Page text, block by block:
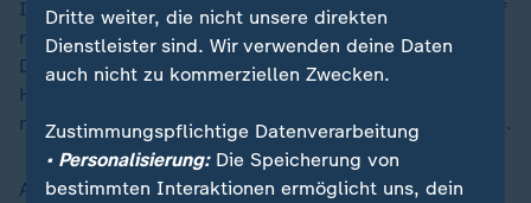
Immerhin stehen seit Wochen ukrainische Soldaten auf
russischem Staatsgebiet. Unter der Woche schlugen
Drohnen in Moskau und dem Umland der russischen
Hauptstadt ein. Das alles trägt nicht dazu bei, den
russischen Bürgern ein Gefühl von Sicherheit zu geben.
Auch deswegen dürfte Putin dem Westen drohen. Für
Dritte weiter, die nicht unsere direkten
Dienstleister sind. Wir verwenden deine Daten
auch nicht zu kommerziellen Zwecken.
Zustimmungspflichtige Datenverarbeitung
• Personalisierung:Die Speicherung von
bestimmten Interaktionen ermöglicht uns, dein